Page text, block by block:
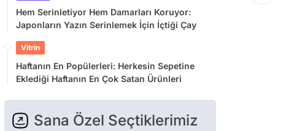
Hem Serinletiyor Hem Damarları Koruyor:
Japonların Yazın Serinlemek İçin İçtiği Çay
Vitrin
Haftanın En Popülerleri: Herkesin Sepetine
Eklediği Haftanın En Çok Satan Ürünleri
Sana Özel Seçtiklerimiz